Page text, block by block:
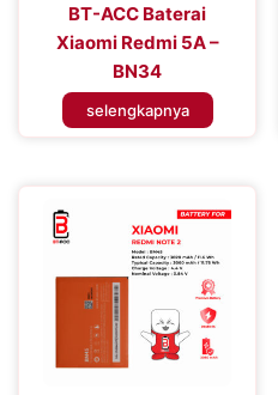
BT-ACC Baterai
Xiaomi Redmi 5A –
BN34
selengkapnya